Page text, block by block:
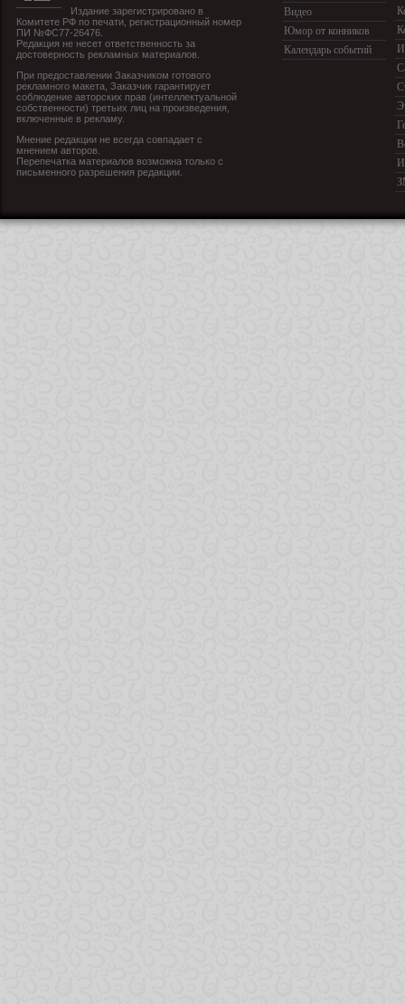
Издание зарегистрировано в
Комитете РФ по печати, регистрационный номер
ПИ №ФС77-26476.
Редакция не несет ответственность за
достоверность рекламных материалов.
При предоставлении Заказчиком готового
рекламного макета, Заказчик гарантирует
соблюдение авторских прав (интеллектуальной
собственности) третьих лиц на произведения,
включенные в рекламу.
Мнение редакции не всегда совпадает с
мнением авторов.
Перепечатка материалов возможна только с
письменного разрешения редакции.
Видео
Юмор от конников
Календарь событий